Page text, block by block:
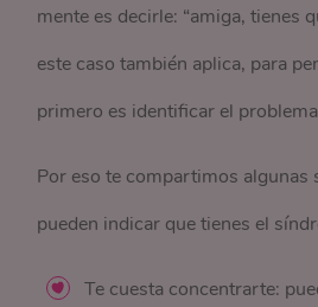
mente es decirle: “amiga, tienes
este caso también aplica, para
primero es identificar el
Por eso te compartimos algunas
pueden indicar que tienes el
Te cuesta concentrarte: